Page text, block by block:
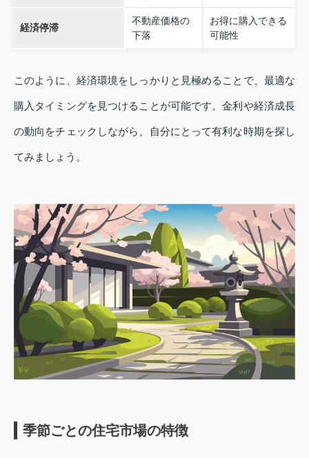
経済停滞
不動産価格の
下落
お得に購入できる
可能性
このように、経済環境をしっかりと見極めることで、最適な
購入タイミングを見つけることが可能です。金利や経済成長
の動向をチェックしながら、自分にとって有利な時期を探し
てみましょう。
季節ごとの住宅市場の特徴